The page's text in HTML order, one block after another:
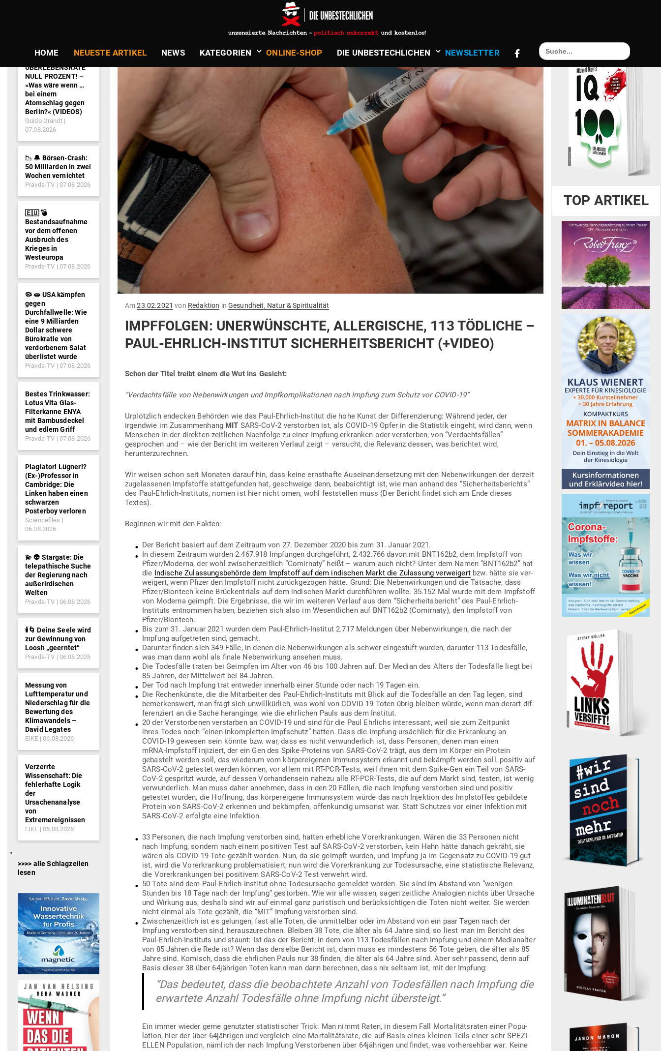
HOME NEUESTE ARTIKEL NEWS KATE­GORIEN ONLINE-SHOP DIE UNBE­STECH­LICHEN NEWS­LETTER
Search
for:
AmGepostet
23.02.2021 von Redaktion in Gesundheit, Natur & Spiritualität
IMPF­FOLGEN: UNER­WÜNSCHTE, ALL­ER­GISCHE, 113 TÖD­LICHE –
PAUL-EHRLICH-INSTITUT SICHER­HEITS­BE­RICHT (+VIDEO)
Schon der Titel treibt einem die Wut ins Gesicht:
“Ver­dachts­fälle von Neben­wir­kungen und Impf­kom­pli­ka­tionen nach Impfung zum Schutz vor COVID-19”
Urplötzlich endecken Behörden wie das Paul-Ehrlich-Institut die hohe Kunst der Dif­fe­ren­zierung: Während jeder, der
irgendwie im Zusam­menhang MIT SARS-CoV‑2 ver­storben ist, als COVID-19 Opfer in die Sta­tistik eingeht, wird dann, wenn
Men­schen in der direkten zeit­lichen Nach­folge zu einer Impfung erkranken oder ver­sterben, von “Ver­dachts­fällen”
gesprochen und – wie der Bericht im wei­teren Verlauf zeigt – ver­sucht, die Relevanz dessen, was berichtet wird,
herunterzurechnen.
Wir weisen schon seit Monaten darauf hin, dass keine ernst­hafte Aus­ein­an­der­setzung mit den Neben­wir­kungen der derzeit
zuge­las­senen Impf­stoffe statt­ge­funden hat, geschweige denn, beab­sichtigt ist, wie man anhand des “Sicher­heits­be­richts”
des Paul-Ehrlich-Instituts, nomen ist hier nicht omen, wohl fest­stellen muss (Der Bericht findet sich am Ende dieses
Textes).
Beginnen wir mit den Fakten:
Der Bericht basiert auf dem Zeitraum von 27. Dezember 2020 bis zum 31. Januar 2021.
In diesem Zeitraum wurden 2.467.918 Imp­fungen durch­ge­führt, 2.432.766 davon mit BNT162b2, dem Impf­stoff von
Pfizer/Moderna, der wohl zwi­schen­zeitlich “Comirnaty” heißt – warum auch nicht? Unter dem Namen “BNT162b2” hat
die Indische Zulas­sungs­be­hörde dem Impf­stoff auf dem indi­schen Markt die Zulassung ver­weigertbzw. hätte sie ver­
weigert, wenn Pfizer den Impf­stoff nicht zurück­ge­zogen hätte. Grund: Die Neben­wir­kungen und die Tat­sache, dass
Pfizer/Biontech keine Brü­cken­trials auf dem indi­schen Markt durch­führen wollte. 35.152 Mal wurde mit dem Impf­stoff
von Moderna geimpft. Die Ergeb­nisse, die wir im wei­teren Verlauf aus dem “Sicher­heits­be­richt” des Paul-Ehrlich-
Instituts ent­nommen haben, beziehen sich also im Wesent­lichen auf BNT162b2 (Comirnaty), den Impf­stoff von
Pfizer/Biontech.
Bis zum 31. Januar 2021 wurden dem Paul-Ehrlich-Institut 2.717 Mel­dungen über Neben­wir­kungen, die nach der
Impfung auf­ge­treten sind, gemacht.
Dar­unter finden sich 349 Fälle, in denen die Neben­wir­kungen als schwer ein­ge­stuft wurden, dar­unter 113 Todes­fälle,
was man dann wohl als finale Neben­wirkung ansehen muss.
Die Todes­fälle traten bei Geimpfen im Alter von 46 bis 100 Jahren auf. Der Median des Alters der Todes­fälle liegt bei
85 Jahren, der Mit­telwert bei 84 Jahren.
Der Tod nach Impfung trat ent­weder innerhalb einer Stunde oder nach 19 Tagen ein.
Die Rechen­künste, die die Mit­ar­beiter des Paul-Ehrlich-Instituts mit Blick auf die Todes­fälle an den Tag legen, sind
bemer­kenswert, man fragt sich unwill­kürlich, was wohl von COVID-19 Toten übrig bleiben würde, wenn man derart dif­
fe­ren­ziert an die Sache her­an­ginge, wie die ehr­lichen Pauls aus dem Institut.
20 der Ver­stor­benen ver­starben an COVID-19 und sind für die Paul Ehr­lichs inter­essant, weil sie zum Zeit­punkt
ihres Todes noch “einen inkom­pletten Impf­schutz” hatten. Dass die Impfung ursächlich für die Erkrankung an
COVID-19 gewesen sein könnte bzw. war, dass es nicht ver­wun­derlich ist, dass Per­sonen, denen man einen
mRNA-Impf­stoff inji­ziert, der ein Gen des Spike-Pro­teins von SARS-CoV‑2 trägt, aus dem im Körper ein Protein
gebastelt werden soll, das wie­derum vom kör­per­ei­genen Immun­system erkannt und bekämpft werden soll, positiv auf
SARS-CoV‑2 getestet werden können, vor allem mit RT-PCR-Tests, weil ihnen mit dem Spike-Gen ein Teil von SARS-
CoV‑2 gespritzt wurde, auf dessen Vor­han­densein nahezu alle RT-PCR-Tests, die auf dem Markt sind, testen, ist wenig
ver­wun­derlich. Man muss daher annehmen, dass in den 20 Fällen, die nach Impfung ver­storben sind und positiv
getestet wurden, die Hoffnung, das kör­per­eigene Immun­system würde das nach Injektion des Impf­stoffes gebildete
Protein von SARS-CoV‑2 erkennen und bekämpfen, offen­kundig umsonst war. Statt Schutzes vor einer Infektion mit
SARS-CoV‑2 erfolgte eine Infektion.
33 Per­sonen, die nach Impfung ver­storben sind, hatten erheb­liche Vor­er­kran­kungen. Wären die 33 Per­sonen nicht
nach Impfung, sondern nach einem posi­tiven Test auf SARS-CoV‑2 ver­storben, kein Hahn hätte danach gekräht, sie
wären als COVID-19-Tote gezählt worden. Nun, da sie geimpft wurden, und Impfung ja im Gegensatz zu COVID-19 gut
ist, wird die Vor­er­krankung pro­ble­ma­ti­siert, nun wird die Vor­er­krankung zur Todes­ur­sache, eine sta­tis­tische Relevanz,
die Vor­er­kran­kungen bei posi­tivem SARS-CoV‑2 Test ver­wehrt wird.
50 Tote sind dem Paul-Ehrlich-Institut ohne Todes­ur­sache gemeldet worden. Sie sind im Abstand von “wenigen
Stunden bis 18 Tage nach der Impfung” gestorben. Wie wir alle wissen, sagen zeit­liche Ana­logien nichts über Ursache
und Wirkung aus, deshalb sind wir auf einmal ganz puris­tisch und berück­sich­tigen die Toten nicht weiter. Sie werden
nicht einmal als Tote gezählt, die “MIT” Impfung ver­storben sind.
Zwi­schen­zeitlich ist es gelungen, fast alle Toten, die unmit­telbar oder im Abstand von ein paar Tagen nach der
Impfung ver­storben sind, her­aus­zu­rechnen. Bleiben 38 Tote, die älter als 64 Jahre sind, so liest man im Bericht des
Paul-Ehrlich-Instituts und staunt: Ist das der Bericht, in dem von 113 Todes­fällen nach Impfung und einem Medi­an­alter
von 85 Jahren die Rede ist? Wenn das der­selbe Bericht ist, dann muss es min­destens 56 Tote geben, die älter als 85
Jahre sind. Komisch, dass die ehr­lichen Pauls nur 38 finden, die älter als 64 Jahre sind. Aber sehr passend, denn auf
Basis dieser 38 über 64jährigen Toten kann man dann berechnen, dass nix seltsam ist, mit der Impfung:
“Das bedeutet, dass die beob­achtete Anzahl von Todes­fällen nach Impfung die
erwartete Anzahl Todes­fälle ohne Impfung nicht übersteigt.”
Ein immer wieder gerne genutzter sta­tis­ti­scher Trick: Man nimmt Raten, in diesem Fall Mor­ta­li­täts­raten einer Popu­
lation, hier der über 64jährigen und ver­gleich eine Mor­ta­li­tätsrate, die auf Basis eines kleinen Teils einer sehr SPE­ZI­
ELLEN Popu­lation, nämlich der nach Impfung Ver­stor­benen über 64jährigen und findet, was vor­her­sehbar war: Keine
ÜBERLEBENSRATE
NULL PROZENT! –
»Was wäre wenn …
bei einem
Atomschlag gegen
Berlin?« (VIDEOS)
Guido Grandt
07.08.2026
📉 🔔 Börsen-Crash:
50 Milliarden in zwei
Wochen vernichtet
Pravda-TV 07.08.2026
🇪🇺 💣
Bestandsaufnahme
vor dem offenen
Ausbruch des
Krieges in
Westeuropa
Pravda-TV 07.08.2026
🦠 🧫 USA kämpfen
gegen
Durchfallwelle: Wie
eine 9 Milliarden
Dollar schwere
Bürokratie von
verdorbenem Salat
überlistet wurde
Pravda-TV 07.08.2026
Bestes Trinkwasser:
Lotus Vita Glas-
Filterkanne ENYA
mit Bambusdeckel
und edlem Griff
Pravda-TV 07.08.2026
Plagiator! Lügner!?
(Ex-)Professor in
Cambridge: Die
Linken haben einen
schwarzen
Posterboy verloren
Sciencefiles
06.08.2026
💫 👽 Stargate: Die
telepathische Suche
der Regierung nach
außerirdischen
Welten
Pravda-TV 06.08.2026
🕯️🌀 Deine Seele wird
zur Gewinnung von
Loosh „geerntet“
Pravda-TV 06.08.2026
Messung von
Lufttemperatur und
Niederschlag für die
Bewertung des
Klimawandels –
David Legates
EIKE 06.08.2026
Verzerrte
Wissenschaft: Die
fehlerhafte Logik
der
Ursachenanalyse
von
Extremereignissen
EIKE 06.08.2026
>>>> alle Schlagzeilen
lesen
TOP ARTIKEL